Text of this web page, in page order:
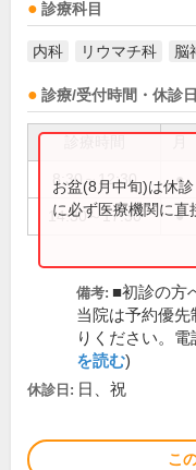
診療科目
内科 リウマチ科 脳
診療/受付時間・休診日
8:30～12:30 ●
14:30～17:30 ●
お盆(8月中旬)は休
に必ず医療機関に直
備考: ■初診の方
当院は予約優先
りください。
を読む)
休診日: 日、祝
こ